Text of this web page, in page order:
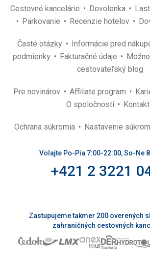
Cestovné kancelárie Dovolenka
Parkovanie
Recenzie hotelov
Časté otázky Informácie pred
podmienky
Fakturačné údaje
cestovateľský blog
Pre novinárov Affiliate program
O spoločnosti
Ochrana súkromia Nastavenie
Volajte Po-Pia 7:00-22:00, So-Ne
+421 2 3221
Zastupujeme takmer 200 overených
zahraničných cestovných